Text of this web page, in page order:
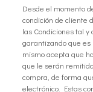
Desde el momento
condición de cliente
las Condiciones tal
garantizando que
mismo acepta que
que le serán
compra, de forma
electrónico. Estas